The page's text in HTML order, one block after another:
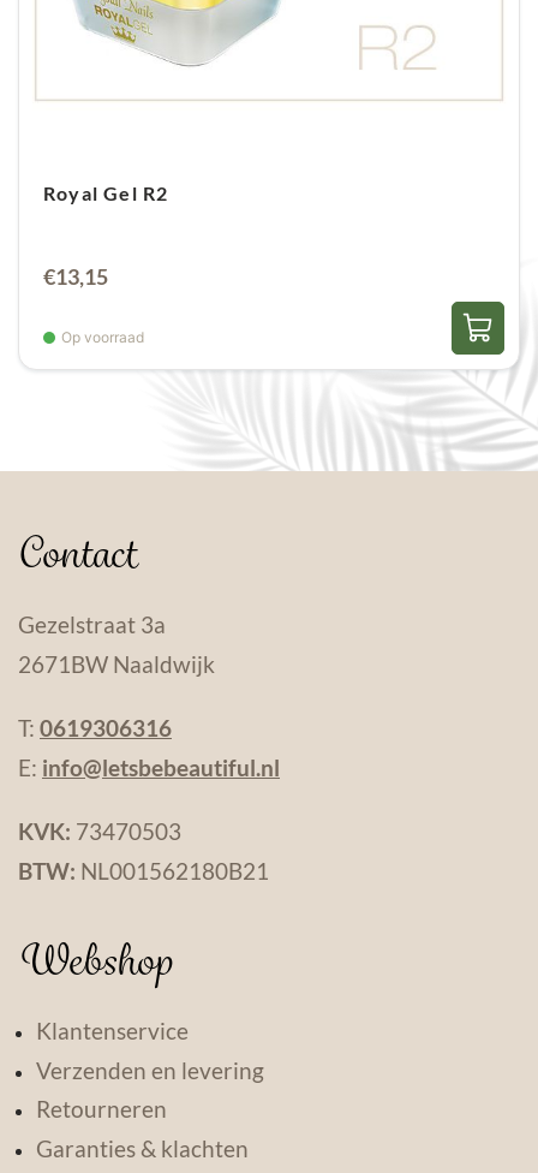
Royal Gel R2
€13,15
Op voorraad
Contact
Gezelstraat 3a
2671BW Naaldwijk
T: 0619306316
E: info@letsbebeautiful.nl
KVK: 73470503
BTW: NL001562180B21
Webshop
Klantenservice
Verzenden en levering
Retourneren
Garanties & klachten